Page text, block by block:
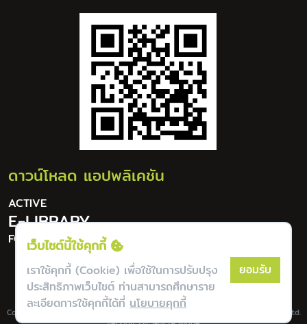
เว็บไซต์นี้ใช้คุกกี้
เราใช้คุกกี้ (Cookie) เพื่อใช้ในการปรับปรุง
ประสิทธิภาพเว็บไซต์ ท่านสามารถศึกษาราย
ละเอียดการใช้คุกกี้ได้ที่นโยบายคุกกี้
ยอมรับ
ดาวน์โหลด แอปพลิเคชัน
ACTIVE
E-LIBRARY
FOR DIGITAL LIFESTYLE
Copyright © Lannapoly All Rights Reserverd. | Powered by Bookdose Co., Ltd.